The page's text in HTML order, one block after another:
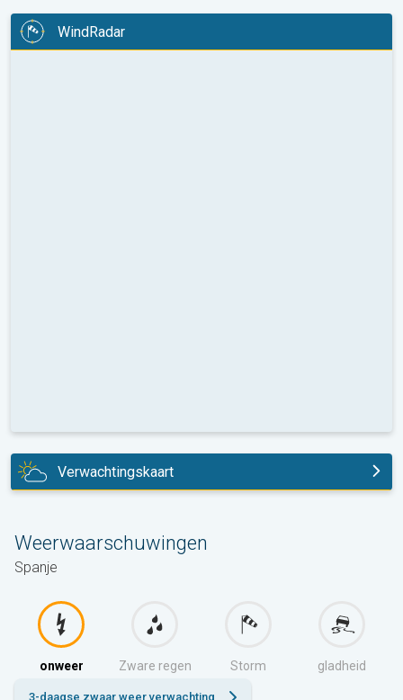
WindRadar
Verwachtingskaart
Weerwaarschuwingen
Spanje
onweer Zware regen Storm gladheid
3-daagse zwaar weer verwachting